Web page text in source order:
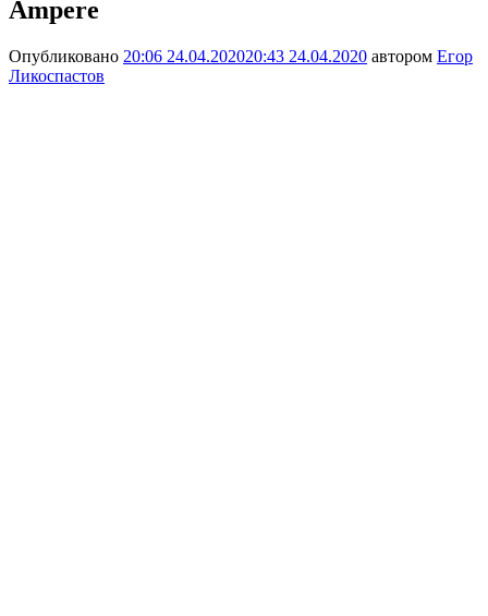
Ampere
Опубликовано 20:06 24.04.202020:43 24.04.2020 автором Егор
Ликоспастов